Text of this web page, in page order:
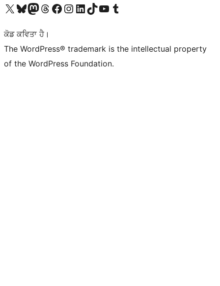
Visit our X (formerly Twitter) account
Visit our Bluesky account
Visit our Mastodon account
Visit our Threads account
Visit our Facebook page
Visit our Instagram account
Visit our LinkedIn account
Visit our TikTok account
Visit our YouTube channel
Visit our Tumblr account
ਕੋਡ ਕਵਿਤਾ ਹੈ।
The WordPress® trademark is the intellectual property
of the WordPress Foundation.